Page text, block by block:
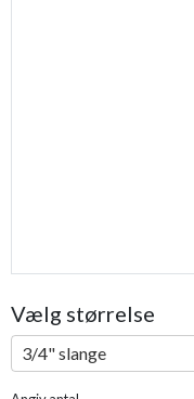
Vælg størrelse
3/4" slange